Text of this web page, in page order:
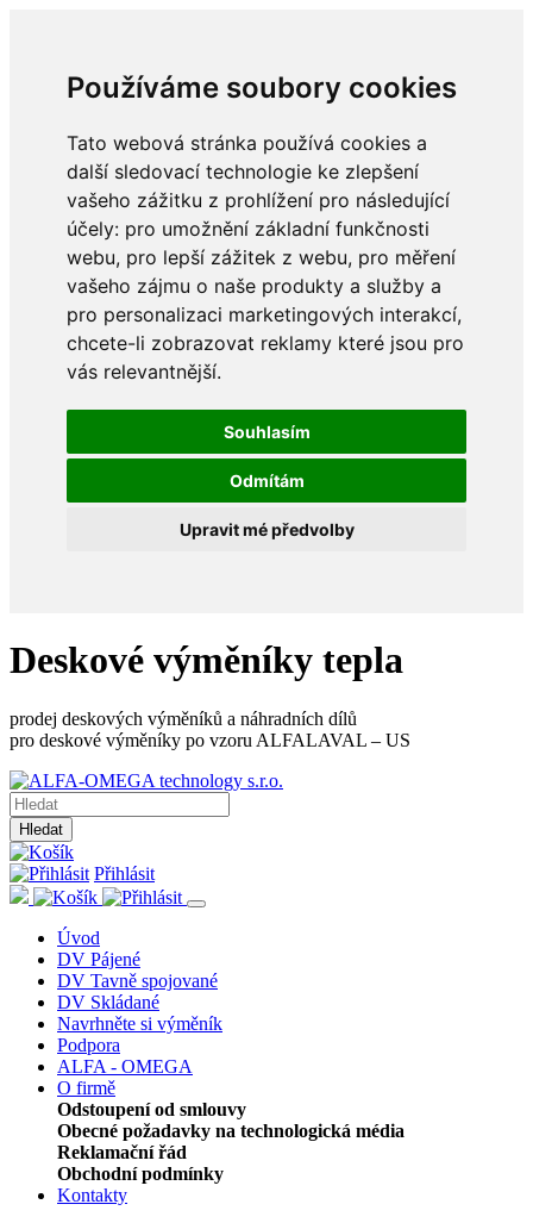
Používáme soubory cookies
Tato webová stránka používá cookies a
další sledovací technologie ke zlepšení
vašeho zážitku z prohlížení pro následující
účely: pro umožnění základní funkčnosti
webu, pro lepší zážitek z webu, pro měření
vašeho zájmu o naše produkty a služby a
pro personalizaci marketingových interakcí,
chcete-li zobrazovat reklamy které jsou pro
vás relevantnější.
Souhlasím
Odmítám
Upravit mé předvolby
Deskové výměníky tepla
prodej deskových výměníků a náhradních dílů
pro deskové výměníky po vzoru ALFALAVAL – US
Hledat
Přihlásit
Úvod
DV Pájené
DV Tavně spojované
DV Skládané
Navrhněte si výměník
Podpora
ALFA - OMEGA
O firmě
Odstoupení od smlouvy
Obecné požadavky na technologická média
Reklamační řád
Obchodní podmínky
Kontakty